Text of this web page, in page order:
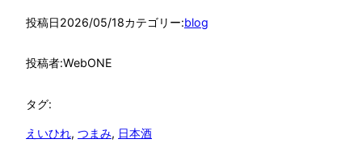
投稿日2026/05/18カテゴリー:blog
投稿者:WebONE
タグ:
えいひれ, つまみ, 日本酒